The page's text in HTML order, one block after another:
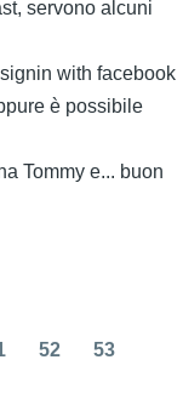
servono alcuni
with facebook
è possibile
Tommy e... buon
52 53